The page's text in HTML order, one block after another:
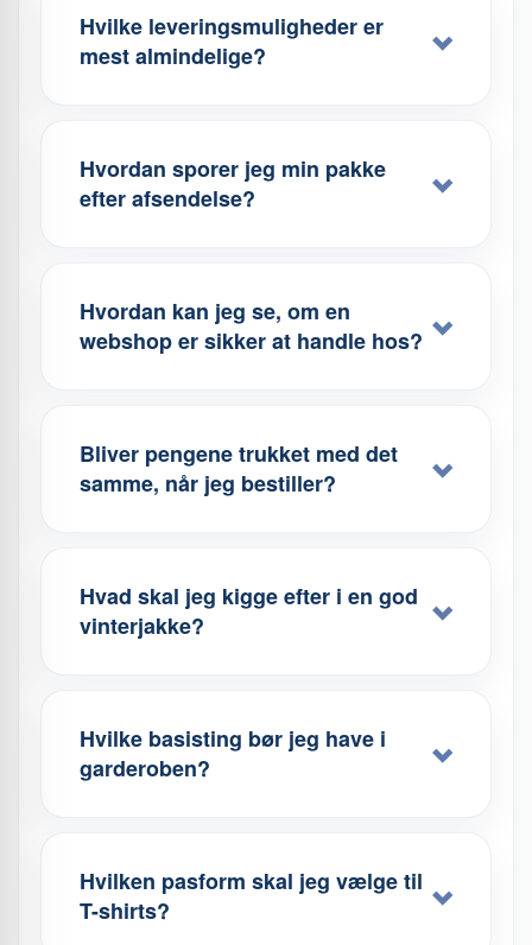
Hvilke leveringsmuligheder er
mest almindelige?
Hvordan sporer jeg min pakke
efter afsendelse?
Hvordan kan jeg se, om en
webshop er sikker at handle hos?
Bliver pengene trukket med det
samme, når jeg bestiller?
Hvad skal jeg kigge efter i en god
vinterjakke?
Hvilke basisting bør jeg have i
garderoben?
Hvilken pasform skal jeg vælge til
T-shirts?